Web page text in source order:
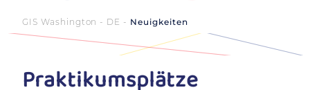
GIS Washington - DE Neuigkeiten
Praktikumsplätze